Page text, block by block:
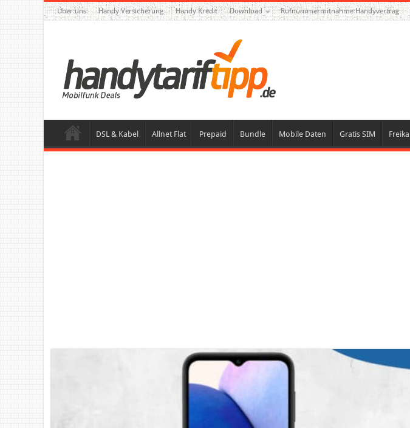
Über uns Handy Versicherung Handy Kredit Download Rufnummermitnahme Handyvertrag
DSL & Kabel Allnet Flat Prepaid Bundle Mobile Daten Gratis SIM